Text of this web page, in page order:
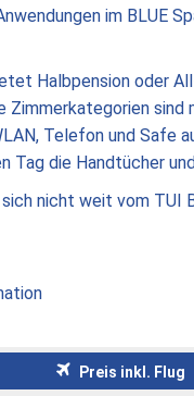
im BLUE
Halbpension oder
Zimmerkategorien
Telefon und
Tag die Handtücher
nicht weit vom TUI
Preis inkl. Flug